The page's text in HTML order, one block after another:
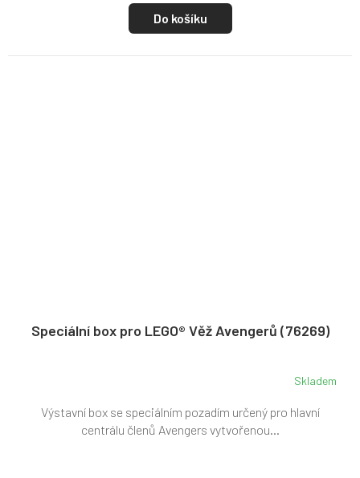
Do košíku
Speciální box pro LEGO® Věž Avengerů (76269)
Skladem
Výstavní box se speciálním pozadím určený pro hlavní
centrálu členů Avengers vytvořenou...